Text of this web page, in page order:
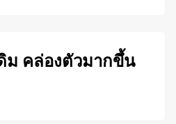
ม คล่องตัวมากขึ้น